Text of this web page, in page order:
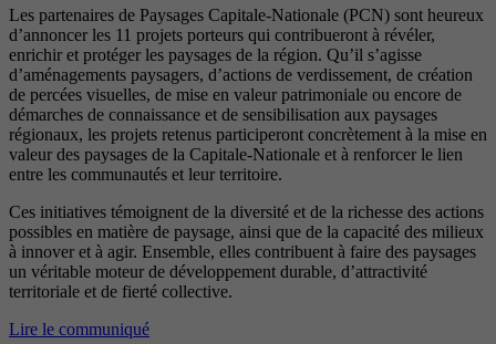
Les partenaires de Paysages Capitale-Nationale (PCN) sont heureux
d’annoncer les 11 projets porteurs qui contribueront à révéler,
enrichir et protéger les paysages de la région. Qu’il s’agisse
d’aménagements paysagers, d’actions de verdissement, de création
de percées visuelles, de mise en valeur patrimoniale ou encore de
démarches de connaissance et de sensibilisation aux paysages
régionaux, les projets retenus participeront concrètement à la mise en
valeur des paysages de la Capitale-Nationale et à renforcer le lien
entre les communautés et leur territoire.
Ces initiatives témoignent de la diversité et de la richesse des actions
possibles en matière de paysage, ainsi que de la capacité des milieux
à innover et à agir. Ensemble, elles contribuent à faire des paysages
un véritable moteur de développement durable, d’attractivité
territoriale et de fierté collective.
Lire le communiqué